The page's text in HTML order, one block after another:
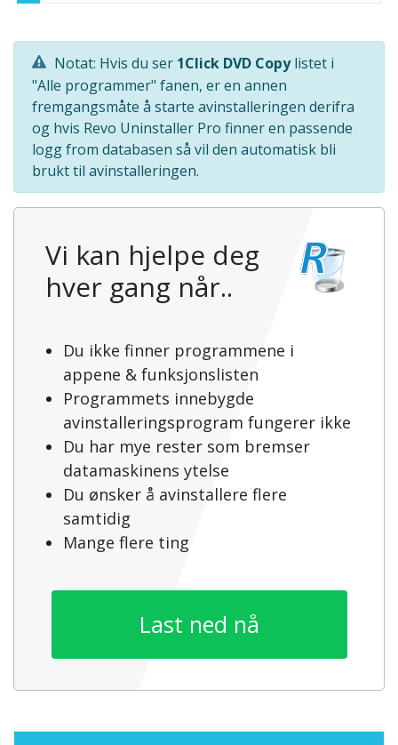
Notat: Hvis du ser 1Click DVD Copylistet i
"Alle programmer" fanen, er en annen
fremgangsmåte å starte avinstalleringen derifra
og hvis Revo Uninstaller Pro finner en passende
logg from databasen så vil den automatisk bli
brukt til avinstalleringen.
Vi kan hjelpe deg
hver gang når..
Du ikke finner programmene i
appene & funksjonslisten
Programmets innebygde
avinstalleringsprogram fungerer ikke
Du har mye rester som bremser
datamaskinens ytelse
Du ønsker å avinstallere flere
samtidig
Mange flere ting
Last ned nå